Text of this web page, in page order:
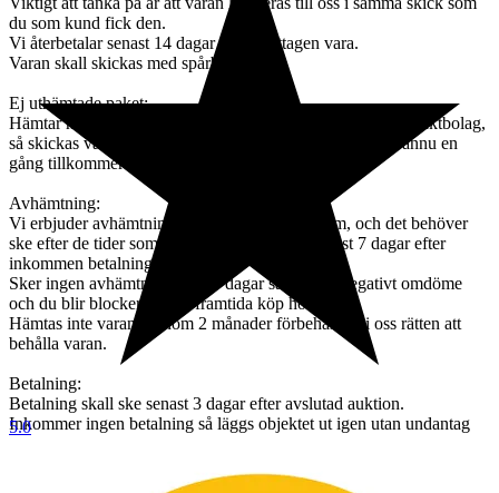
du som kund fick den.
Vi återbetalar senast 14 dagar efter mottagen vara.
Varan skall skickas med spårbart frakt.
Ej uthämtade paket:
Hämtar ni inte ut varan efter påminnelse från ombud och fraktbolag,
så skickas varan tillbaka till oss, och skall varan skickas ännu en
gång tillkommer en avgift om 395kr + Fraktavgift.
Avhämtning:
Vi erbjuder avhämtning i vår butik i Hässleholm, och det behöver
ske efter de tider som vi kan erbjuda, dock senast 7 dagar efter
inkommen betalning.
Sker ingen avhämtning efter 7 dagar så lämnas negativt omdöme
och du blir blockerad från framtida köp hos oss.
Hämtas inte varan ut inom 2 månader förbehåller vi oss rätten att
behålla varan.
Betalning:
Betalning skall ske senast 3 dagar efter avslutad auktion.
Inkommer ingen betalning så läggs objektet ut igen utan undantag
5.0